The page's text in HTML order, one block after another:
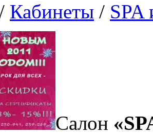
Кабинеты / SPA
Салон